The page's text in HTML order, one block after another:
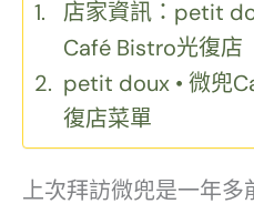
店家資訊：petit
Café Bistro光復店
petit doux • 微兜
復店菜單
上次拜訪微兜是一年